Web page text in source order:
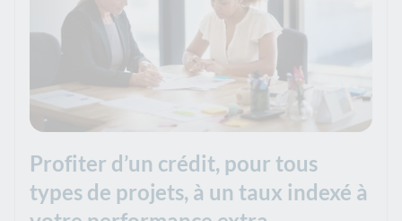
Profiter d’un crédit, pour tous
types de projets, à un taux indexé à